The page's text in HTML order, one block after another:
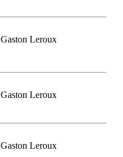
Gaston Leroux
Gaston Leroux
Gaston Leroux